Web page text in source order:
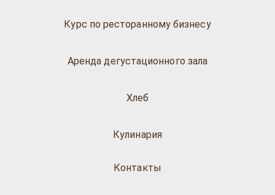
Курс по ресторанному бизнесу
Аренда дегустационного зала
Хлеб
Кулинария
Контакты